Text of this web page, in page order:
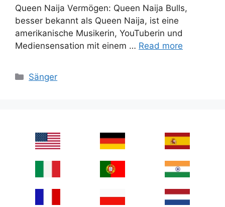
Queen Naija Vermögen: Queen Naija Bulls,
besser bekannt als Queen Naija, ist eine
amerikanische Musikerin, YouTuberin und
Mediensensation mit einem … Read more
Categories
Sänger